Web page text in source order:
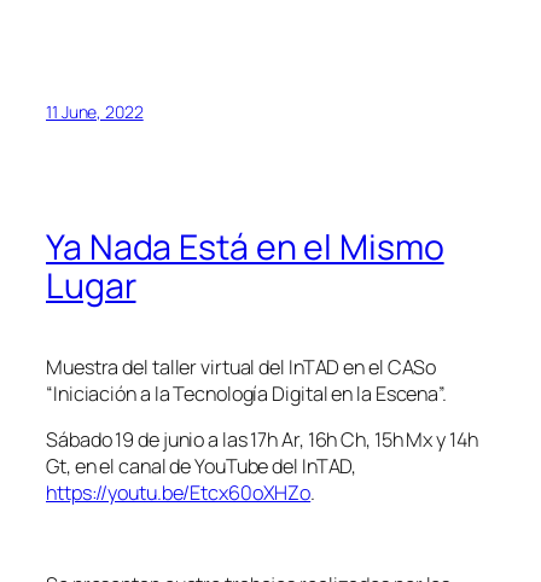
11 June, 2022
Ya Nada Está en el Mismo
Lugar
Muestra del taller virtual del InTAD en el CASo
“Iniciación a la Tecnología Digital en la Escena”.
Sábado 19 de junio a las 17h Ar, 16h Ch, 15h Mx y 14h
Gt, en el canal de YouTube del InTAD,
https://youtu.be/Etcx60oXHZo.